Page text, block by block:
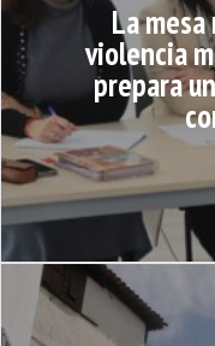
La
violencia
prepara